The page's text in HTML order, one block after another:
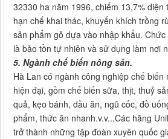
32330 ha năm 1996, chiếm 13,7%
hạn chế khai thác, khuyến khích trồng
sản phẩm gỗ dựa vào nhập khẩu.
là bảo tồn tự nhiên và sử dụng làm nơi
5. Ngành chế biến nông sản.
Hà Lan có ngành công nghiệp chế
hiện đại, gồm chế biến sữa, thịt, thuỷ
quả, kẹo bánh, dầu ăn, ngũ cốc, đồ
phẩm, thức ăn nhanh.v.v...Các hãng
trở thành những tập đoàn xuyên quốc